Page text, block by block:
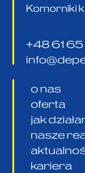
Komorniki
+48 61
o nas
oferta
jak
nasze
kariera